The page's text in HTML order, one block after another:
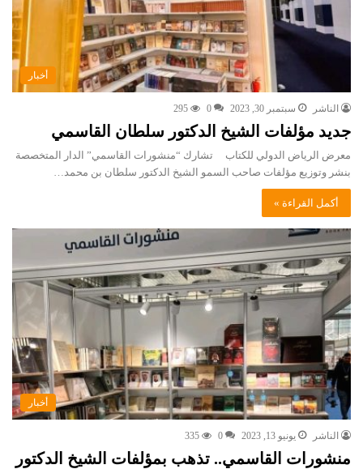
أخبار
الناشر سبتمبر 30, 2023 0
295
جديد مؤلفات الشيخ الدكتور سلطان القاسمي
معرض الرياض الدولي للكتاب تشارك “منشورات القاسمي” الدار المتخصصة
بنشر وتوزيع مؤلفات صاحب السمو الشيخ الدكتور سلطان بن محمد…
أكمل القراءة »
أخبار
الناشر يونيو 13, 2023 0
335
منشورات القاسمي.. تذهب بمؤلفات الشيخ الدكتور